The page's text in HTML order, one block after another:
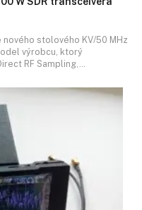
stolového KV/50 MHz
výrobcu, ktorý
RF Sampling,…